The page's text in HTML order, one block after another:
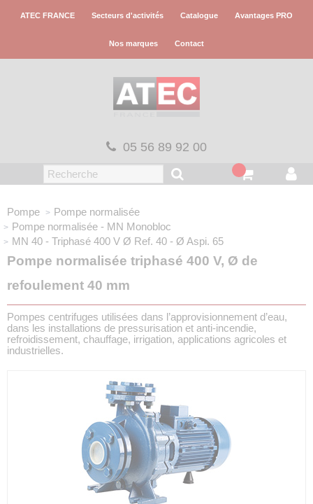
ATEC FRANCE Secteurs d'activités Catalogue Avantages PRO
Nos marques Contact
05 56 89 92 00
Pompe
Pompe normalisée
Pompe normalisée - MN Monobloc
MN 40 - Triphasé 400 V Ø Ref. 40 - Ø Aspi. 65
Pompe normalisée triphasé 400 V, Ø de
refoulement 40 mm
Pompes centrifuges utilisées dans l’approvisionnement d’eau,
dans les installations de pressurisation et anti-incendie,
refroidissement, chauffage, irrigation, applications agricoles et
industrielles.